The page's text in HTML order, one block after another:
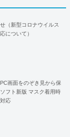
（新型コロナウイルス
について）
画面をのぞき見から保
フト新版 マスク着用時
応